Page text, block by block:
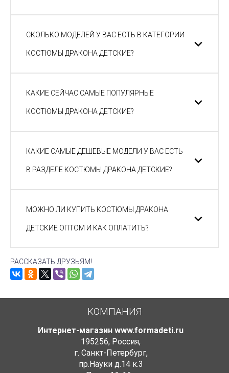
СКОЛЬКО МОДЕЛЕЙ У ВАС ЕСТЬ В КАТЕГОРИИ
КОСТЮМЫ ДРАКОНА ДЕТСКИЕ?
КАКИЕ СЕЙЧАС САМЫЕ ПОПУЛЯРНЫЕ
КОСТЮМЫ ДРАКОНА ДЕТСКИЕ?
КАКИЕ САМЫЕ ДЕШЕВЫЕ МОДЕЛИ У ВАС ЕСТЬ
В РАЗДЕЛЕ КОСТЮМЫ ДРАКОНА ДЕТСКИЕ?
МОЖНО ЛИ КУПИТЬ КОСТЮМЫ ДРАКОНА
ДЕТСКИЕ ОПТОМ И КАК ОПЛАТИТЬ?
РАССКАЗАТЬ ДРУЗЬЯМ!
КОМПАНИЯ
Интернет-магазин www.formadeti.ru
195256, Россия,
г. Санкт-Петербург,
пр.Науки д.14 к.3